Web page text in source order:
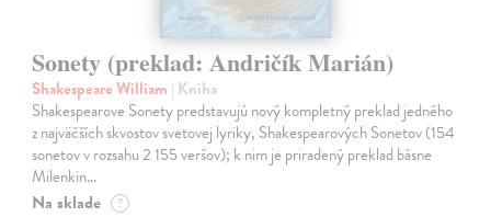
Sonety (preklad: Andričík Marián)
Shakespeare William | Kniha
Shakespearove Sonety predstavujú nový kompletný preklad jedného
z najväčších skvostov svetovej lyriky, Shakespearových Sonetov (154
sonetov v rozsahu 2 155 veršov); k nim je priradený preklad básne
Milenkin…
Na sklade ?